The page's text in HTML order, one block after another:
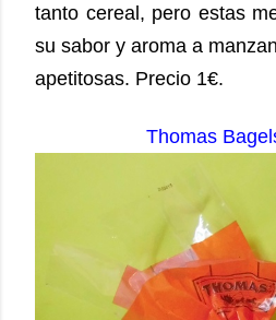
tanto cereal, pero estas
su sabor y aroma a
apetitosas. Precio 1€.
Thomas